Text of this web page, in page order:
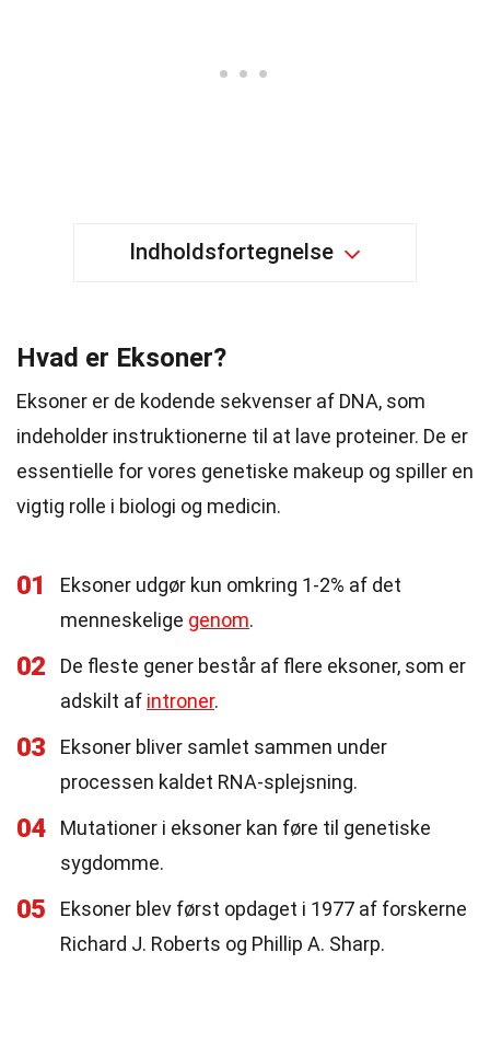
Indholdsfortegnelse
Hvad er Eksoner?
Eksoner er de kodende sekvenser af DNA, som
indeholder instruktionerne til at lave proteiner. De er
essentielle for vores genetiske makeup og spiller en
vigtig rolle i biologi og medicin.
01
Eksoner udgør kun omkring 1-2% af det
menneskelige genom.
02
De fleste gener består af flere eksoner, som er
adskilt af introner.
03
Eksoner bliver samlet sammen under
processen kaldet RNA-splejsning.
04
Mutationer i eksoner kan føre til genetiske
sygdomme.
05
Eksoner blev først opdaget i 1977 af forskerne
Richard J. Roberts og Phillip A. Sharp.